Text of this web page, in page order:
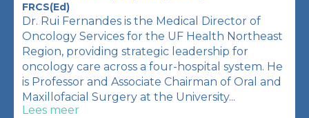
FRCS(Ed)
Dr. Rui Fernandes is the Medical Director of
Oncology Services for the UF Health Northeast
Region, providing strategic leadership for
oncology care across a four-hospital system. He
is Professor and Associate Chairman of Oral and
Maxillofacial Surgery at the University...
Lees meer